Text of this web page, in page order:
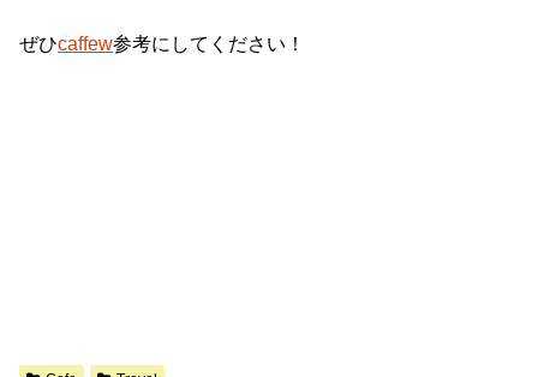
ぜひcaffew参考にしてください！